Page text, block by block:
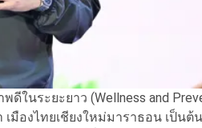
ในระยะยาว (Wellness and
มืองไทยเชียงใหม่มาราธอน เป็นต้